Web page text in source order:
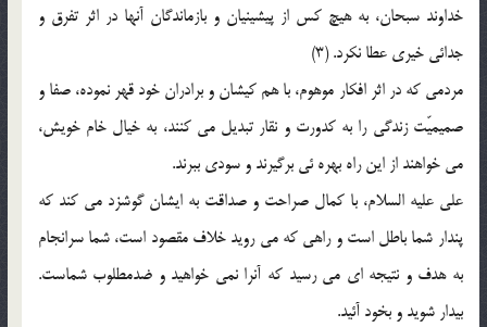
خداوند سبحان، به هیچ کس از پیشینیان و بازماندگان آنها در اثر تفرق و
جدائی خیری عطا نکرد. (3)
مردمی که در اثر افکار موهوم، با هم کیشان و برادران خود قهر نموده، صفا و
صمیمیّت زندگی را به کدورت و نقار تبدیل می کنند، به خیال خام خویش،
می خواهند از این راه بهره ئی برگیرند و سودی ببرند.
علی علیه السلام، با کمال صراحت و صداقت به ایشان گوشزد می کند که
پندار شما باطل است و راهی که می روید خلاف مقصود است، شما سرانجام
به هدف و نتیجه ای می رسید که آنرا نمی خواهید و ضدمطلوب شماست.
بیدار شوید و بخود آئید.